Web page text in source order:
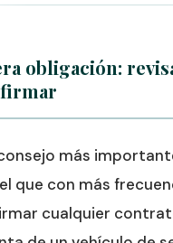
obligación:
más
que con más
cualquier